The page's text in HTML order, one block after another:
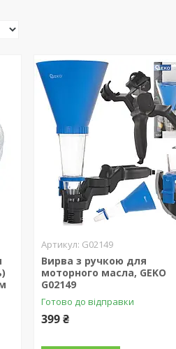
G02149
Вирва з ручкою для
моторного масла, GEKO
G02149
Готово до відправки
399 ₴